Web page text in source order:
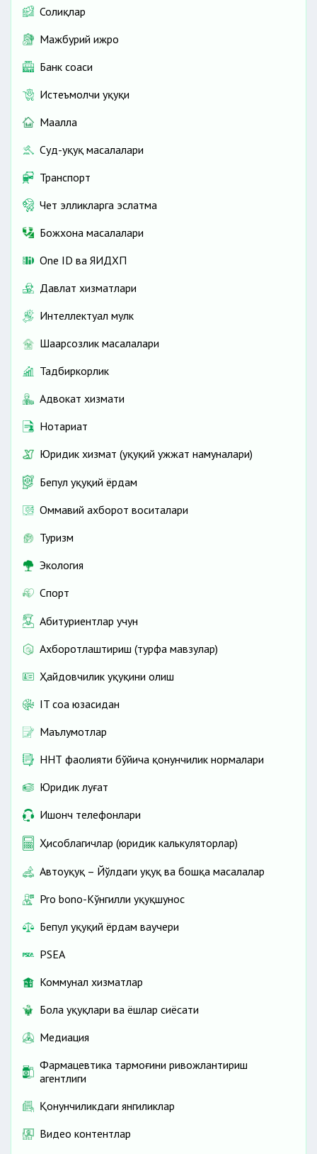
Солиқлар
Мажбурий ижро
Банк соҳаси
Истеъмолчи ҳуқуқи
Маҳалла
Суд-ҳуқуқ масалалари
Транспорт
Чет элликларга эслатма
Божхона масалалари
One ID ва ЯИДХП
Давлат хизматлари
Интеллектуал мулк
Шаҳарсозлик масалалари
Тадбиркорлик
Адвокат хизмати
Нотариат
Юридик хизмат (ҳуқуқий ҳужжат намуналари)
Бепул ҳуқуқий ёрдам
Оммавий ахборот воситалари
Туризм
Экология
Спорт
Абитуриентлар учун
Ахборотлаштириш (турфа мавзулар)
Ҳайдовчилик ҳуқуқини олиш
IT соҳа юзасидан
Маълумотлар
ННТ фаолияти бўйича қонунчилик нормалари
Юридик луғат
Ишонч телефонлари
Ҳисоблагичлар (юридик калькуляторлар)
Автоҳуқуқ – Йўлдаги ҳуқуқ ва бошқа масалалар
Pro bono-Кўнгилли ҳуқуқшунос
Бепул ҳуқуқий ёрдам ваучери
PSEA
Коммунал хизматлар
Бола ҳуқуқлари ва ёшлар сиёсати
Медиация
Фармацевтика тармоғини ривожлантириш
агентлиги
Қонунчиликдаги янгиликлар
Видео контентлар